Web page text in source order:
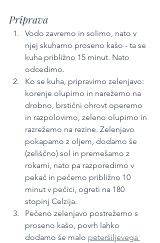
Priprava
Vodo zavremo in solimo, nato v
njej skuhamo proseno kašo - ta se
kuha približno 15 minut. Nato
odcedimo.
Ko se kuha, pripravimo zelenjavo:
korenje olupimo in narežemo na
drobno, brstični ohrovt operemo
in razpolovimo, zeleno olupimo in
razrežemo na rezine. Zelenjavo
pokapamo z oljem, dodamo še
(zeliščno) sol in premešamo z
rokami, nato pa razporedimo v
pekač in pečemo približno 10
minut v pečici, ogreti na 180
stopinj Celzija.
Pečeno zelenjavo postrežemo s
proseno kašo, povrh lahko
dodamo še malo peteršiljevega